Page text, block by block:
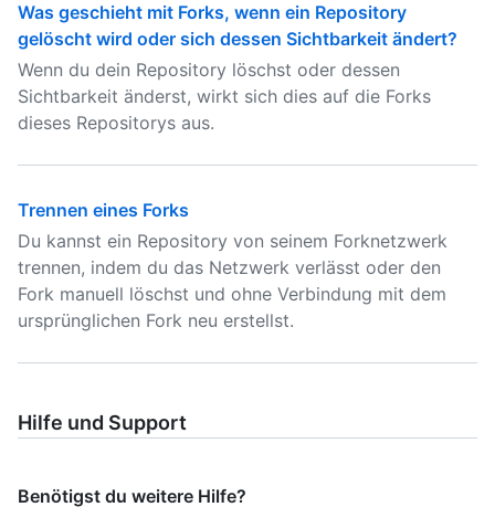
Was geschieht mit Forks, wenn ein Repository
gelöscht wird oder sich dessen Sichtbarkeit ändert?
Wenn du dein Repository löschst oder dessen
Sichtbarkeit änderst, wirkt sich dies auf die Forks
dieses Repositorys aus.
Trennen eines Forks
Du kannst ein Repository von seinem Forknetzwerk
trennen, indem du das Netzwerk verlässt oder den
Fork manuell löschst und ohne Verbindung mit dem
ursprünglichen Fork neu erstellst.
Hilfe und Support
Benötigst du weitere Hilfe?